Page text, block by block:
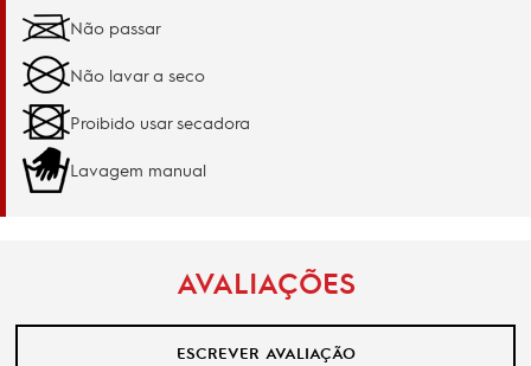
Não passar
Não lavar a seco
Proibido usar secadora
Lavagem manual
AVALIAÇÕES
ESCREVER AVALIAÇÃO